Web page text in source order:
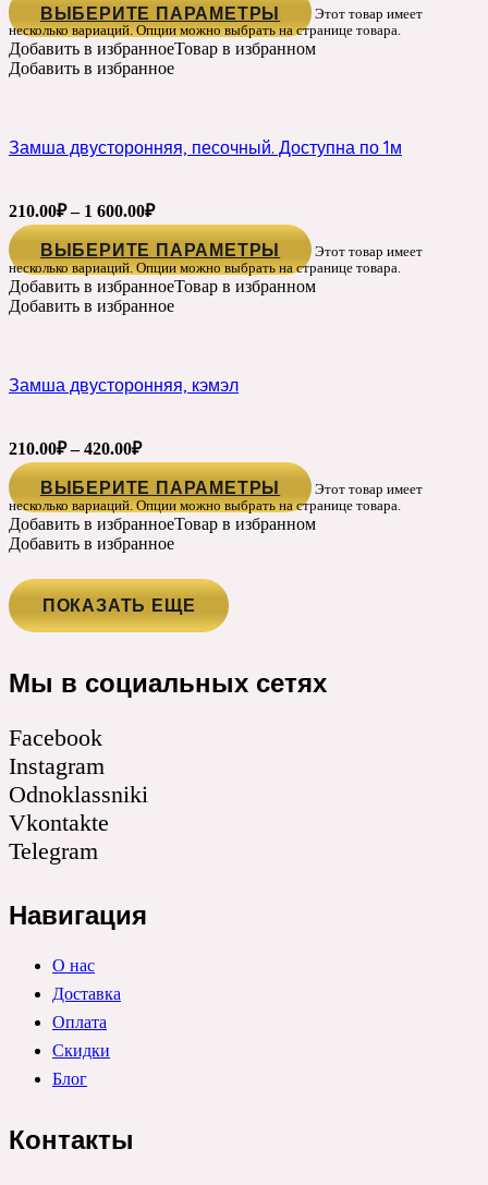
ВЫБЕРИТЕ ПАРАМЕТРЫ
Этот товар имеет
несколько вариаций. Опции можно выбрать на странице товара.
Добавить в избранноеТовар в избранном
Добавить в избранное
Замша двусторонняя, песочный. Доступна по 1м
210.00₽– 1 600.00₽
ВЫБЕРИТЕ ПАРАМЕТРЫ
Этот товар имеет
несколько вариаций. Опции можно выбрать на странице товара.
Добавить в избранноеТовар в избранном
Добавить в избранное
Замша двусторонняя, кэмэл
210.00₽–420.00₽
ВЫБЕРИТЕ ПАРАМЕТРЫ
Этот товар имеет
несколько вариаций. Опции можно выбрать на странице товара.
Добавить в избранноеТовар в избранном
Добавить в избранное
ПОКАЗАТЬ ЕЩЕ
Мы в социальных сетях
Facebook
Instagram
Odnoklassniki
Vkontakte
Telegram
Навигация
О нас
Доставка
Оплата
Скидки
Блог
Контакты